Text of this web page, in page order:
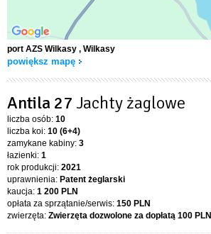
port AZS Wilkasy , Wilkasy
powiększ mapę
Antila 27 Jachty żaglowe
liczba osób: 10
liczba koi: 10 (6+4)
zamykane kabiny: 3
łazienki: 1
rok produkcji: 2021
uprawnienia: Patent żeglarski
kaucja: 1 200 PLN
opłata za sprzątanie/serwis: 150 PLN
zwierzęta: Zwierzęta dozwolone za dopłatą 100 PLN